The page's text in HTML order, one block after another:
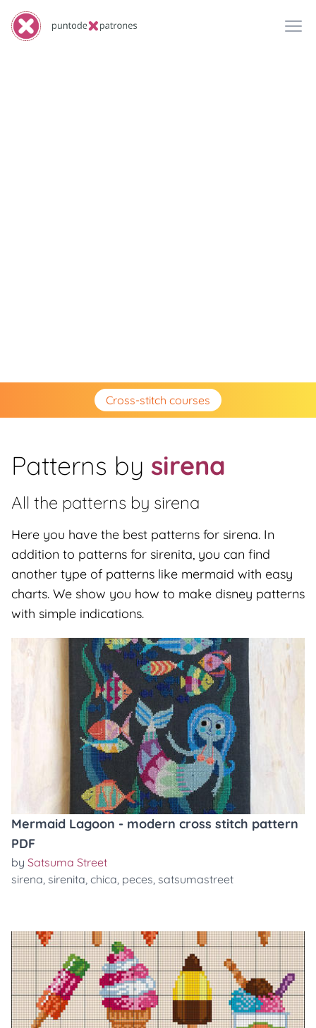
Cross-stitch courses
Patterns by sirena
All the patterns by sirena
Here you have the best patterns for sirena. In
addition to patterns for sirenita, you can find
another type of patterns like mermaid with easy
charts. We show you how to make disney patterns
with simple indications.
Mermaid Lagoon - modern cross stitch pattern
PDF
by Satsuma Street
sirena, sirenita, chica, peces, satsumastreet